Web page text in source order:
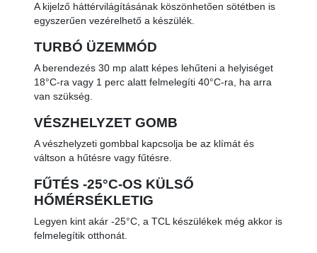
A kijelző háttérvilágításának köszönhetően sötétben is
egyszerűen vezérelhető a készülék.
TURBÓ ÜZEMMÓD
A berendezés 30 mp alatt képes lehűteni a helyiséget
18°C-ra vagy 1 perc alatt felmelegíti 40°C-ra, ha arra
van szükség.
VÉSZHELYZET GOMB
A vészhelyzeti gombbal kapcsolja be az klímát és
váltson a hűtésre vagy fűtésre.
FŰTÉS -25°C-OS KÜLSŐ
HŐMÉRSÉKLETIG
Legyen kint akár -25°C, a TCL készülékek még akkor is
felmelegítik otthonát.